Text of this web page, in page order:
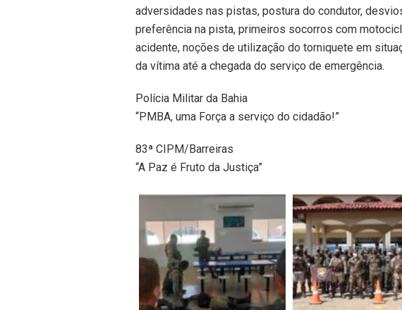
adversidades nas pistas, postura do condutor,
preferência na pista, primeiros socorros com
acidente, noções de utilização do torniquete em
da vítima até a chegada do serviço de emergência.
Polícia Militar da Bahia
“PMBA, uma Força a serviço do cidadão!”
83ª CIPM/Barreiras
“A Paz é Fruto da Justiça”